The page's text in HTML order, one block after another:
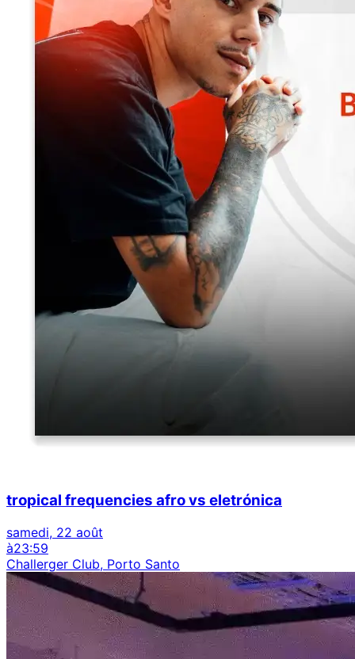
tropical frequencies afro vs eletrónica
samedi, 22 août
à23:59
Challerger Club, Porto Santo